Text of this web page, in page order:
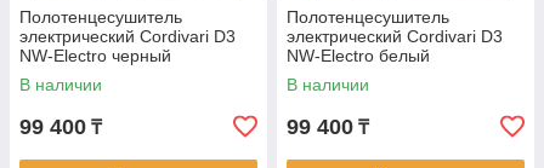
Полотенцесушитель
электрический Cordivari D3
NW-Electro черный
В наличии
99 400 ₸
Полотенцесушитель
электрический Cordivari D3
NW-Electro белый
В наличии
99 400 ₸